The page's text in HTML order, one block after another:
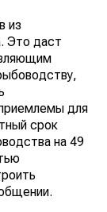
из
Это даст
для
срок
на 49